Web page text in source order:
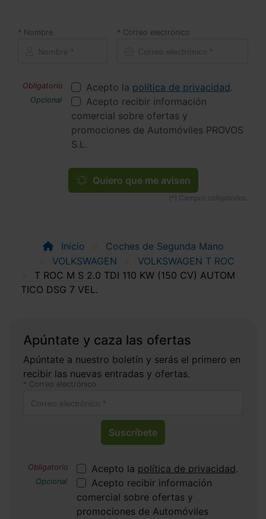
Nombre Correo electrónico
Acepto la política de privacidad.
Acepto recibir información
comercial sobre ofertas y
promociones de Automóviles PROVOS
S.L.
Quiero que me avisen
Inicio
Coches de Segunda Mano
VOLKSWAGEN
VOLKSWAGEN T ROC
T ROC M S 2.0 TDI 110 KW (150 CV) AUTOM
TICO DSG 7 VEL.
Apúntate y caza las ofertas
Apúntate a nuestro boletín y serás el primero en
recibir las nuevas entradas y ofertas.
Correo electrónico
Suscríbete
Acepto la política de privacidad.
Acepto recibir información
comercial sobre ofertas y
promociones de Automóviles